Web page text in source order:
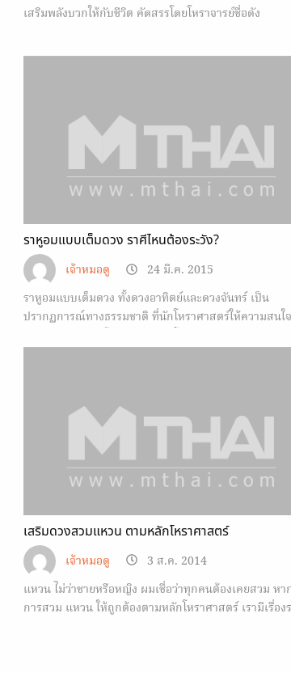
เสริมพลังบวกให้กับชีวิต คัดสรรโดยโหราจารย์ชื่อดัง
ราหูอมแบบเต็มดวง ราศีไหนต้องระวัง?
เจ้าหมอดู
24 มี.ค. 2015
ราหูอมแบบเต็มดวง ทั้งดวงอาทิตย์และดวงจันทร์ เป็น
ปรากฏการณ์ทางธรรมชาติ ที่นักโหราศาสตร์ให้ความสนใ
เสริมดวงสวมแหวน ตามหลักโหราศาสตร์
เจ้าหมอดู
3 ส.ค. 2014
แหวน ไม่ว่าชายหรือหญิง ผมเชื่อว่าทุกคนต้องเคยสวม ห
การสวม แหวน ให้ถูกต้องตามหลักโหราศาสตร์ เรามีเรื่อง